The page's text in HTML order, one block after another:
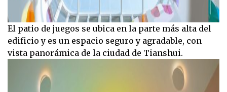
El patio de juegos se ubica en la parte más alta del
edificio y es un espacio seguro y agradable, con
vista panorámica de la ciudad de Tianshui.